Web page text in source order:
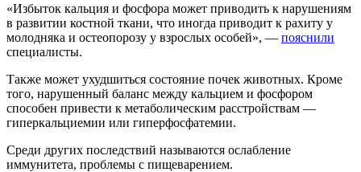
«Избыток кальция и фосфора может приводить к нарушениям
в развитии костной ткани, что иногда приводит к рахиту у
молодняка и остеопорозу у взрослых особей», — пояснили
специалисты.
Также может ухудшиться состояние почек животных. Кроме
того, нарушенный баланс между кальцием и фосфором
способен привести к метаболическим расстройствам —
гиперкальциемии или гиперфосфатемии.
Среди других последствий называются ослабление
иммунитета, проблемы с пищеварением.